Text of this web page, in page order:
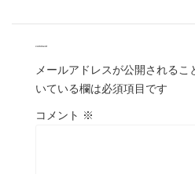
comment
メールアドレスが公開されるこ
いている欄は必須項目です
コメント ※